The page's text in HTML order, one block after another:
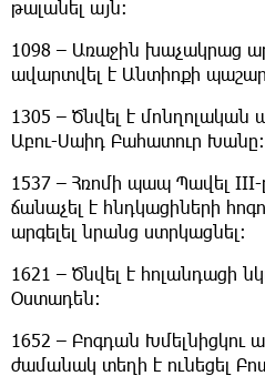
թալանել այն։
1098 – Առաջին խաչակրաց
ավարտվել է Անտիոքի
1305 – Ծնվել է
Աբու-Սաիդ Բահատուր Խանը։
1537 – Հռոմի պապ Պավել III-
ճանաչել է հնդկացիների
արգելել նրանց ստրկացնել։
1621 – Ծնվել է հոլանդացի
Օստադեն։
1652 – Բոգդան Խմելնիցկու
ժամանակ տեղի է ունեցել